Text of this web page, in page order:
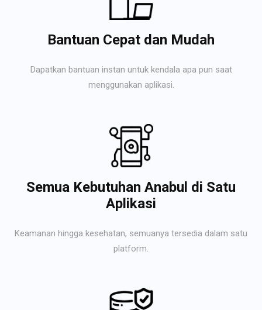
Bantuan Cepat dan Mudah
Dapatkan bantuan instan untuk kendala apa pun saat
menggunakan aplikasi.
Semua Kebutuhan Anabul di Satu
Aplikasi
Keamanan hingga kesehatan, semuanya tersedia dalam satu
platform.